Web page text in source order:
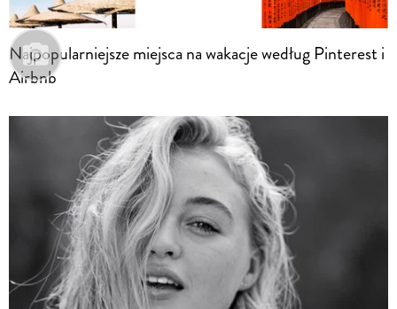
Najpopularniejsze miejsca na wakacje według Pinterest i
Airbnb